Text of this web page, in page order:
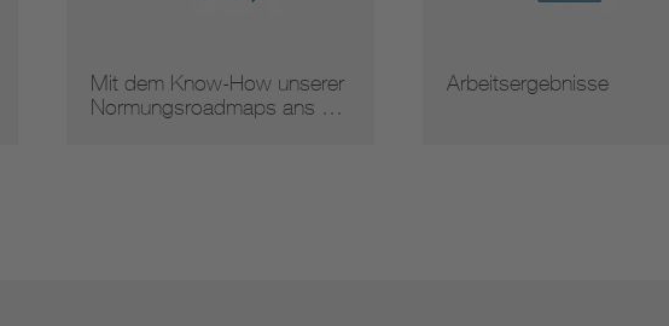
Mit dem Know-How unserer
Normungsroadmaps ans …
Arbeitsergebnisse